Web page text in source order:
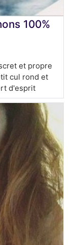
100%
et propre
cul rond et
d'esprit